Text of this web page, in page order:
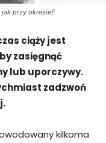
przy okresie?
ciąży jest
zasięgnąć
lub uporczywy.
zadzwoń
kilkoma